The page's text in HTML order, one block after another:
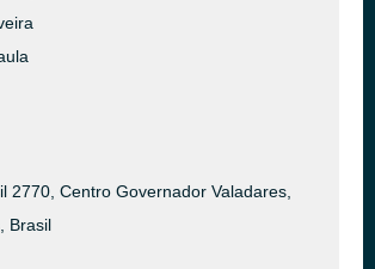
2770, Centro Governador Valadares,
Brasil